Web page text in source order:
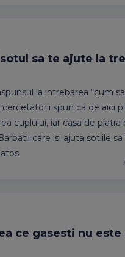
sa te ajute la
la intrebarea “cum
spun ca de aici
cuplului, iar casa de piatra
care isi ajuta sotiile
ce gasesti nu este